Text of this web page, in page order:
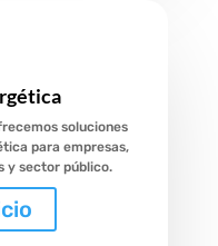
soluciones
para empresas,
y sector público.